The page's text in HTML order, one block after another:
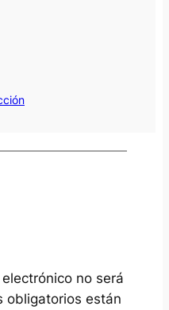
no será
obligatorios están